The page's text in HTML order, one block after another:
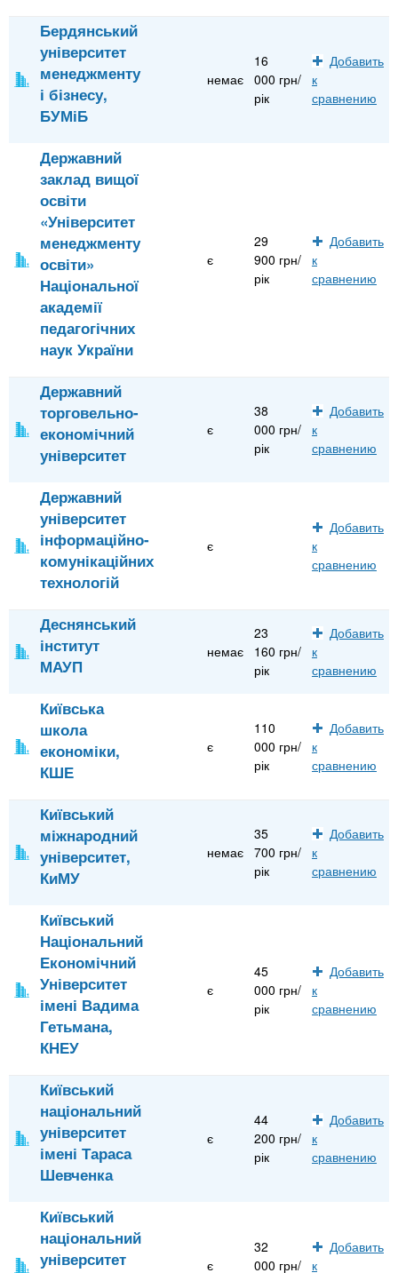
Бердянський
університет
менеджменту
і бізнесу,
БУМіБ
немає
16
000 грн/
рік
Добавить
к
сравнению
Державний
заклад вищої
освіти
«Університет
менеджменту
освіти»
Національної
академії
педагогічних
наук України
є
29
900 грн/
рік
Добавить
к
сравнению
Державний
торговельно-
економічний
університет
є
38
000 грн/
рік
Добавить
к
сравнению
Державний
університет
інформаційно-
комунікаційних
технологій
є
Добавить
к
сравнению
Деснянський
інститут
МАУП
немає
23
160 грн/
рік
Добавить
к
сравнению
Київська
школа
економіки,
КШЕ
є
110
000 грн/
рік
Добавить
к
сравнению
Київський
міжнародний
університет,
КиМУ
немає
35
700 грн/
рік
Добавить
к
сравнению
Київський
Національний
Економічний
Університет
імені Вадима
Гетьмана,
КНЕУ
є
45
000 грн/
рік
Добавить
к
сравнению
Київський
національний
університет
імені Тараса
Шевченка
є
44
200 грн/
рік
Добавить
к
сравнению
Київський
національний
університет
є
32
000 грн/
Добавить
к